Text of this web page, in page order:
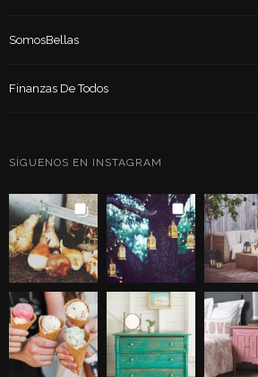
SomosBellas
Finanzas De Todos
SÍGUENOS EN INSTAGRAM